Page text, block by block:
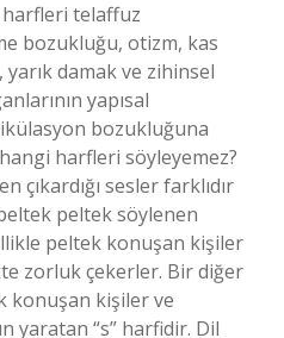
harfleri telaffuz
bozukluğu, otizm, kas
yarık damak ve zihinsel
yapısal
bozukluğuna
harfleri söyleyemez?
sesler farklıdır
peltek söylenen
peltek konuşan kişiler
zorluk çekerler. Bir diğer
konuşan kişiler ve
yaratan “s” harfidir. Dil